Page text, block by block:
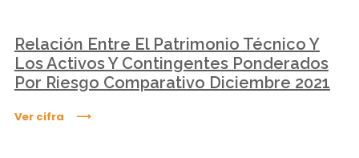
Relación Entre El Patrimonio Técnico Y
Los Activos Y Contingentes Ponderados
Por Riesgo Comparativo Diciembre 2021
Ver cifra